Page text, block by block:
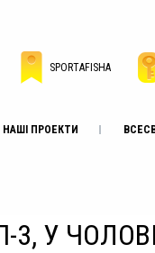
SPORTAFISHA
НАШІ ПРОЕКТИ
У